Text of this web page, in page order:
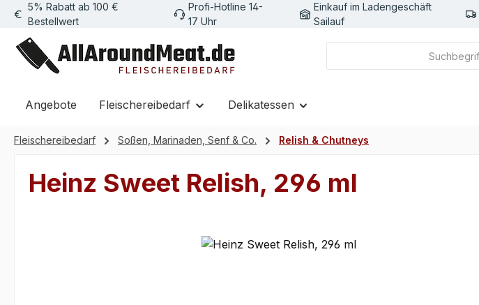
Hauptinhalt springen
Zur Suche springen
Zur Hauptnavigation springen
5% Rabatt ab 100 €
Bestellwert
Profi-Hotline 14-
17 Uhr
Einkauf im Ladengeschäft
Sailauf
Angebote Fleischereibedarf Delikatessen
Fleischereibedarf Soßen, Marinaden, Senf & Co. Relish & Chutneys
Heinz Sweet Relish, 296 ml